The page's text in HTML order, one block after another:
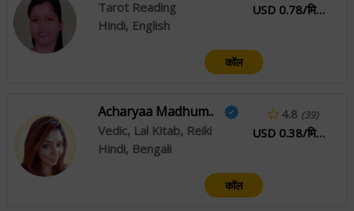
Tarot Reading
Hindi, English
USD 0.78/मिनट
कॉल
Acharyaa Madhum..
Vedic, Lal Kitab, Reiki
Hindi, Bengali
4.8 (39)
USD 0.38/मिनट
कॉल